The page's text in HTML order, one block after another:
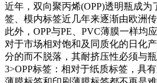
近年，双向聚丙烯(OPP)透明瓶成
签、模内标签近几年来逐渐由欧洲
此外，OPP与PE、PVC薄膜一样均
对于市场相对饱和及同质化的日化
分的而不脱落，其耐挤压性必须与
3>OPP标签：相对于纸质标签，具